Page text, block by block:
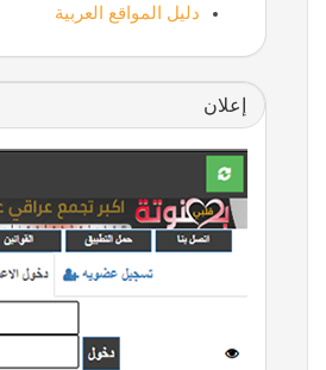
دليل المواقع العربية
إعلان